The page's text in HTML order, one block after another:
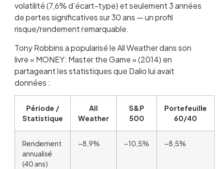
volatilité (7,6% d’écart-type) et seulement 3 années
de pertes significatives sur 30 ans — un profil
risque/rendement remarquable.
Tony Robbins a popularisé le All Weather dans son
livre « MONEY: Master the Game » (2014) en
partageant les statistiques que Dalio lui avait
données :
Période /
Statistique
All
Weather
S&P
500
Portefeuille
60/40
Rendement
annualisé
(40 ans)
~8,9% ~10,5% ~8,5%